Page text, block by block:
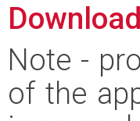
Note -
of the